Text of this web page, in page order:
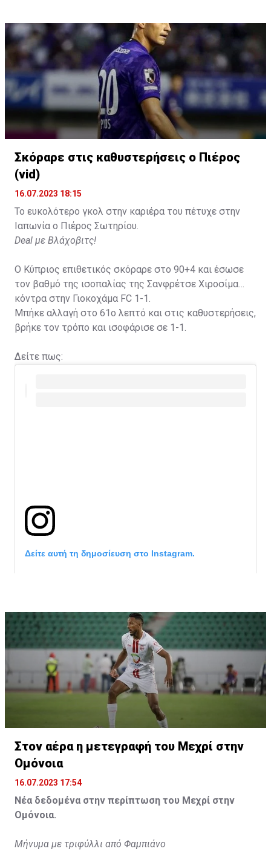
Σκόραρε στις καθυστερήσεις ο Πιέρος
(vid)
16.07.2023 18:15
Το ευκολότερο γκολ στην καριέρα του πέτυχε στην
Ιαπωνία ο Πιέρος Σωτηρίου.
Deal με Βλάχοβιτς!
Ο Κύπριος επιθετικός σκόραρε στο 90+4 και έσωσε
τον βαθμό της ισοπαλίας της Σανφρέτσε Χιροσίμα
κόντρα στην Γιοκοχάμα FC 1-1.
Μπήκε αλλαγή στο 61ο λεπτό και στις καθυστερήσεις,
βρήκε τον τρόπο και ισοφάρισε σε 1-1.
Δείτε πως:
Δείτε αυτή τη δημοσίευση στο Instagram.
Στον αέρα η μετεγραφή του Μεχρί στην
Ομόνοια
16.07.2023 17:54
Νέα δεδομένα στην περίπτωση του Μεχρί στην
Ομόνοια.
Μήνυμα με τριφύλλι από Φαμπιάνο